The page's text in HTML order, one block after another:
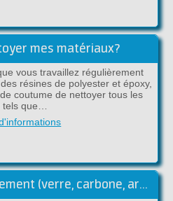
mes matériaux?
vous travaillez régulièrement
résines de polyester et époxy,
coutume de nettoyer tous les
tels que…
Matériaux de renforcement (verre, carbone, aramide)